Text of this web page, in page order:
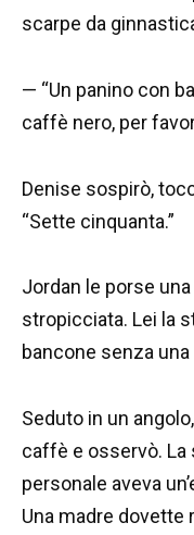
scarpe da
— “Un panino con
caffè nero, per
Denise sospirò,
“Sette cinquanta.”
Jordan le porse
stropicciata. Lei la
bancone senza una
Seduto in un
caffè e osservò. La
personale aveva
Una madre dovette